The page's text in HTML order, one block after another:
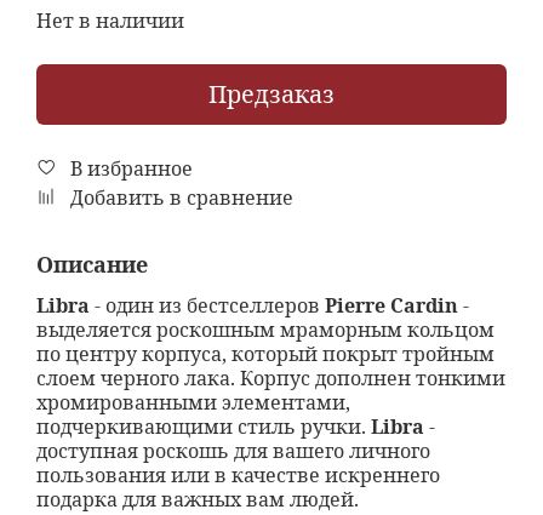
Нет в наличии
Предзаказ
В избранное
Добавить в сравнение
Описание
Libra - один из бестселлеров Pierre Cardin-
выделяется роскошным мраморным кольцом
по центру корпуса, который покрыт тройным
слоем черного лака. Корпус дополнен тонкими
хромированными элементами,
подчеркивающими стиль ручки. Libra -
доступная роскошь для вашего личного
пользования или в качестве искреннего
подарка для важных вам людей.